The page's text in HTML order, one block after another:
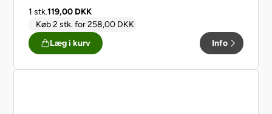
GCP207TLQA, GCP207TTJA, GCP227STJA,
GR267EJF, GR267THF,
1 stk.119,00 DKK
Køb 2 stk.for258,00 DKK
Læg i kurv
Info